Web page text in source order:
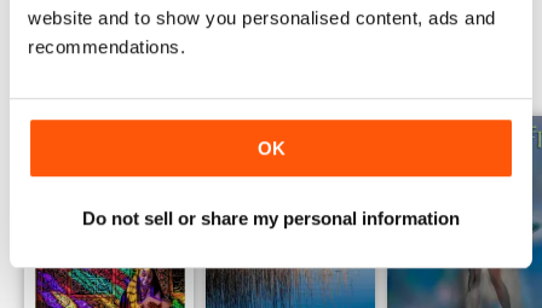
website and to show you personalised content, ads and
recommendations.
OK
Do not sell or share my personal information